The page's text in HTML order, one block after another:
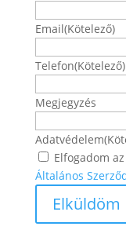
Email(Kötelező)
Telefon(Kötelező)
Megjegyzés
Adatvédelem
Elfogadom az
Általános